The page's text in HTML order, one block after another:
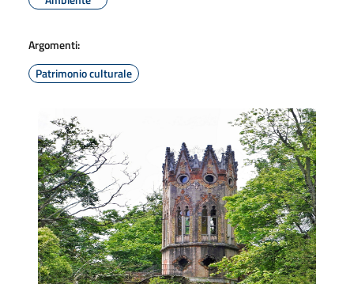
Argomenti:
Patrimonio culturale